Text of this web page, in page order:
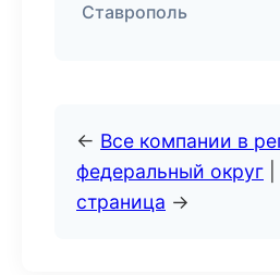
Ставрополь
← Все компании в
федеральный округ
страница →